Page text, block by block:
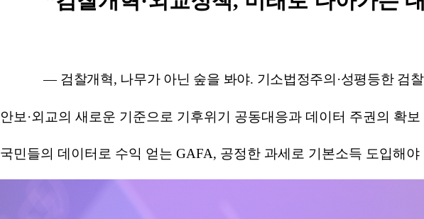
― 검찰개혁, 나무가 아닌 숲을 봐야. 기소법정주의 ·성평등한 검
안보 ·외교의 새로운 기준으로 기후위기 공동대응과 데이터 주권의 확보
국민들의 데이터로 수익 얻는GAFA, 공정한 과세로 기본소득 도입해야